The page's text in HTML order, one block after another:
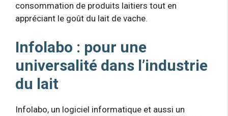
consommation de produits laitiers tout en
appréciant le goût du lait de vache.
Infolabo : pour une
universalité dans l’industrie
du lait
Infolabo, un logiciel informatique et aussi un